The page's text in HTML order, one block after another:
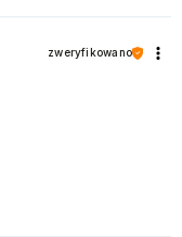
zweryfikowano